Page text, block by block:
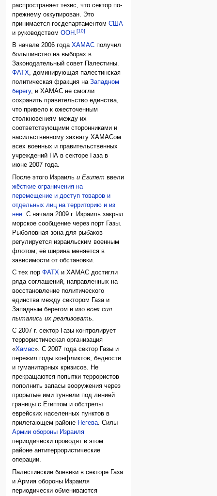
распространяет тезис, что сектор по-
прежнему оккупирован. Это
принимается госдепартаментомСША
и руководствомООН.[10]
В начале 2006 годаХАМАС получил
большинство на выборах в
Законодательный совет Палестины.
ФАТХ, доминирующая палестинская
политическая фракция наЗападном
берегу, и ХАМАС не смогли
сохранить правительство единства,
что привело к ожесточенным
столкновениям между их
соответствующими сторонниками и
насильственному захвату ХАМАСом
всех военных и правительственных
учреждений ПА в секторе Газа в
июне 2007 года.
После этого Израильи Египет ввели
жёсткие ограничения на
перемещение и доступ товаров и
отдельных лиц на территорию и из
нее . С начала 2009 г. Израиль закрыл
морское сообщение через порт Газы.
Рыболовная зона для рыбаков
регулируется израильским военным
флотом; её ширина меняется в
зависимости от обстановки.
С тех порФАТХ и ХАМАС достигли
ряда соглашений, направленных на
восстановление политического
единства между сектором Газа и
Западным берегом и изовсех сил
пытались их реализовать.
С 2007 г. сектор Газы контролирует
террористическая организация
«Хамас». С 2007 года сектор Газы и
пережил годы конфликтов, бедности
и гуманитарных кризисов. Не
прекращаются попытки террористов
пополнить запасы вооружения через
прорытые ими туннели под линией
границы с Египтом и обстрелы
еврейских населенных пунктов в
прилегающем районе Негева. Силы
Армии обороны Израиля
периодически проводят в этом
районе антитеррористические
операции.
Палестинские боевики в секторе Газа
и Армия обороны Израиля
периодически обмениваются